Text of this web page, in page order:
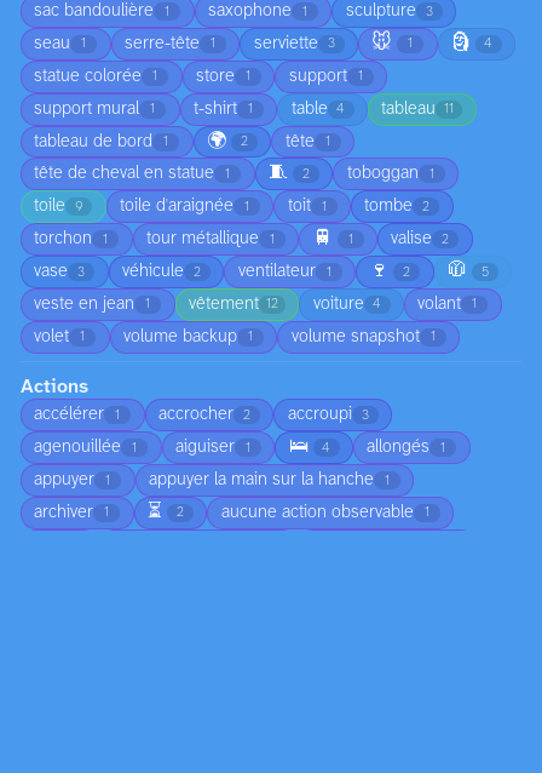
sac bandoulière 1 saxophone 1 sculpture 3
seau 1 serre-tête 1 serviette 3 🐭 1 🗿 4
statue colorée 1 store 1 support 1
support mural 1 t-shirt 1 table 4 tableau 11
tableau de bord 1 🌍 2 tête 1
tête de cheval en statue 1 🧵 2 toboggan 1
toile 9 toile d'araignée 1 toit 1 tombe 2
torchon 1 tour métallique 1 🚆 1 valise 2
vase 3 véhicule 2 ventilateur 1 🍷 2 🧥 5
veste en jean 1 vêtement 12 voiture 4 volant 1
volet 1 volume backup 1 volume snapshot 1
Actions
accélérer 1 accrocher 2 accroupi 3
agenouillée 1 aiguiser 1 🛌 4 allongés 1
appuyer 1 appuyer la main sur la hanche 1
archiver 1 ⏳ 2 aucune action observable 1